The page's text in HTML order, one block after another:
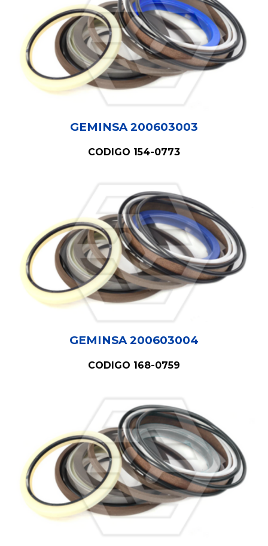
GEMINSA 200603003
CODIGO 154-0773
GEMINSA 200603004
CODIGO 168-0759